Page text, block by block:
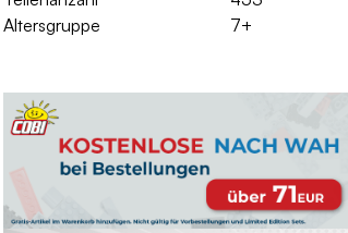
Altersgruppe
7+